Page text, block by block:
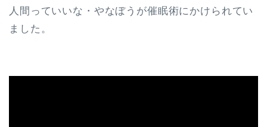
人間っていいな・やなぼうが催眠術にかけられてい
ました。